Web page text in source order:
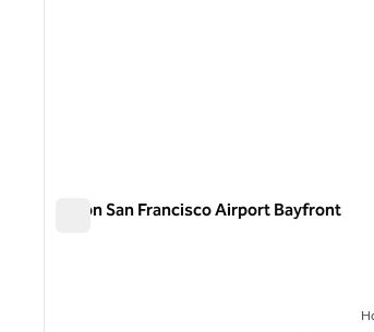
Hilton San Francisco Airport Bayfront